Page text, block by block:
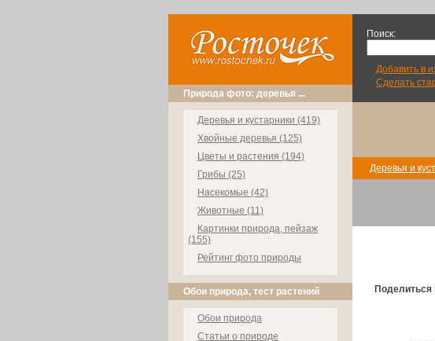
Природа фото: деревья ...
Деревья и кустарники (419)
Хвойные деревья (125)
Цветы и растения (194)
Грибы (25)
Насекомые (42)
Животные (11)
Картинки природа, пейзаж
(155)
Рейтинг фото природы
Обои природа, тест растений
Обои природа
Статьи о природе
Поиск:
Добавить в
Сделать
Деревья и
Поделиться